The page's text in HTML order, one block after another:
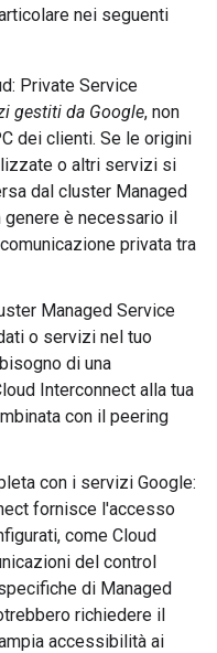
nei seguenti
Private Service
gestiti da Google, non
dei clienti. Se le origini
o altri servizi si
dal cluster Managed
genere è necessario il
privata tra
Managed Service
o servizi nel tuo
di una
Interconnect alla tua
con il peering
con i servizi Google:
fornisce l'accesso
come Cloud
del control
di Managed
richiedere il
accessibilità ai